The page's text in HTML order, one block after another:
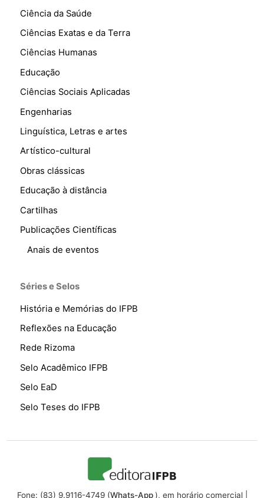
Ciência da Saúde
Ciências Exatas e da Terra
Ciências Humanas
Educação
Ciências Sociais Aplicadas
Engenharias
Linguística, Letras e artes
Artístico-cultural
Obras clássicas
Educação à distância
Cartilhas
Publicações Científicas
Anais de eventos
Séries e Selos
História e Memórias do IFPB
Reflexões na Educação
Rede Rizoma
Selo Acadêmico IFPB
Selo EaD
Selo Teses do IFPB
Fone: (83) 9.9116-4749 (Whats-App ), em horário comercial |